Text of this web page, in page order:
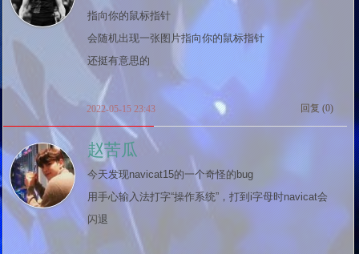
指向你的鼠标指针
会随机出现一张图片指向你的鼠标指针
还挺有意思的
回复 (0)
2022-05-15 23:43
赵苦瓜
今天发现navicat15的一个奇怪的bug
用手心输入法打字“操作系统”，打到i字母时navicat会
闪退